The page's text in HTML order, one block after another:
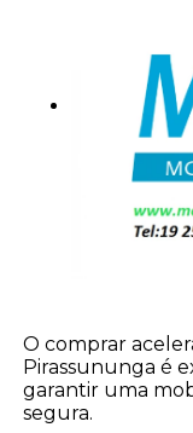
O comprar
Pirassununga é
garantir uma
segura.